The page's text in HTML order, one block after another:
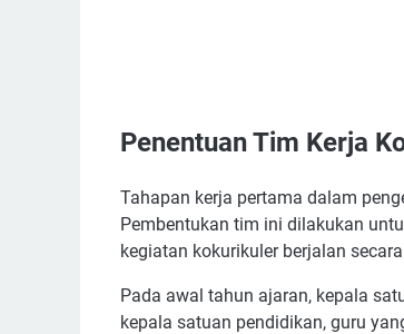
Penentuan Tim Kerja
Tahapan kerja pertama dalam
Pembentukan tim ini dilakukan
kegiatan kokurikuler berjalan
Pada awal tahun ajaran, kepala
kepala satuan pendidikan, guru